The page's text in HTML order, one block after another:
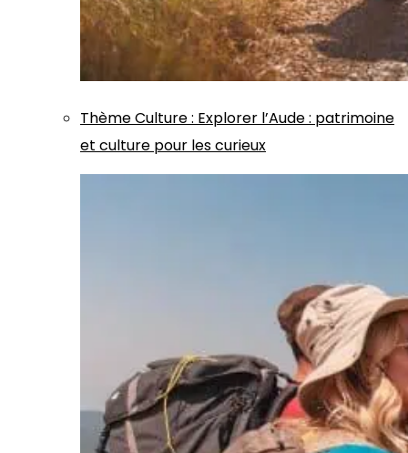
ThèmeCulture: Explorer l’Aude : patrimoine
et culture pour les curieux